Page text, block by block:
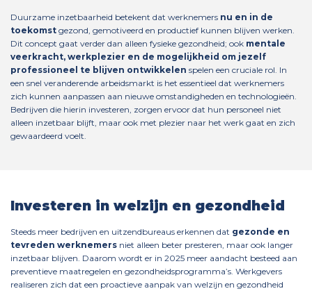
Duurzame inzetbaarheid betekent dat werknemers nu en in de
toekomst gezond, gemotiveerd en productief kunnen blijven werken.
Dit concept gaat verder dan alleen fysieke gezondheid; ook mentale
veerkracht, werkplezier en de mogelijkheid om jezelf
professioneel te blijven ontwikkelen spelen een cruciale rol. In
een snel veranderende arbeidsmarkt is het essentieel dat werknemers
zich kunnen aanpassen aan nieuwe omstandigheden en technologieën.
Bedrijven die hierin investeren, zorgen ervoor dat hun personeel niet
alleen inzetbaar blijft, maar ook met plezier naar het werk gaat en zich
gewaardeerd voelt.
Investeren in welzijn en gezondheid
Steeds meer bedrijven en uitzendbureaus erkennen dat gezonde en
tevreden werknemers niet alleen beter presteren, maar ook langer
inzetbaar blijven. Daarom wordt er in 2025 meer aandacht besteed aan
preventieve maatregelen en gezondheidsprogramma’s. Werkgevers
realiseren zich dat een proactieve aanpak van welzijn en gezondheid